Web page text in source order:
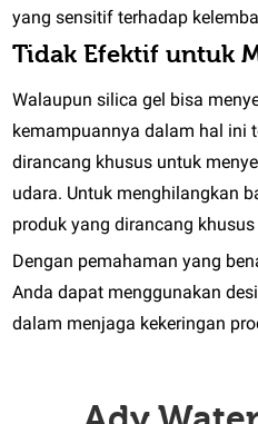
yang sensitif terhadap
Tidak Efektif untuk
Walaupun silica gel bisa
kemampuannya dalam hal ini
dirancang khusus untuk
udara. Untuk menghilangkan
produk yang dirancang
Dengan pemahaman yang
Anda dapat menggunakan
dalam menjaga kekeringan